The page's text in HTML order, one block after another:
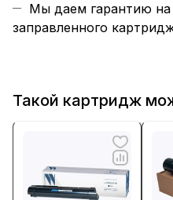
Мы даем гарантию на
заправленного
Такой картридж